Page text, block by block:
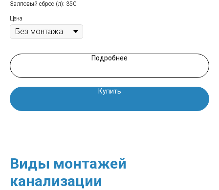
Залповый сброс (л): 350
Цена
Подробнее
Купить
Виды монтажей
канализации